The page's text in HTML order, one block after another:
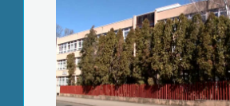
Óriási veszteséget termel a
szolgáltató